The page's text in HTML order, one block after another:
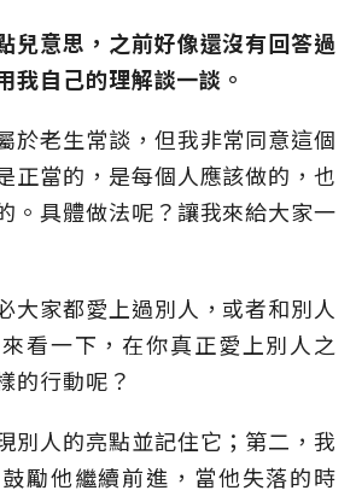
兒意思，之前好像還沒有回答過
我自己的理解談一談。
於老生常談，但我非常同意這個
正當的，是每個人應該做的，也
。具體做法呢？讓我來給大家一
大家都愛上過別人，或者和別人
看一下，在你真正愛上別人之
的行動呢？
別人的亮點並記住它；第二，我
勵他繼續前進，當他失落的時